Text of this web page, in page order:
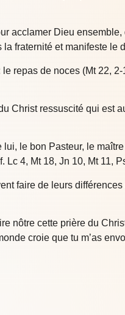
acclamer Dieu
fraternité et manifeste le
repas de noces (Mt 22,
Christ ressuscité qui est
lui, le bon Pasteur, le
Lc 4, Mt 18, Jn 10, Mt 11,
faire de leurs
nôtre cette prière du
croie que tu m’as